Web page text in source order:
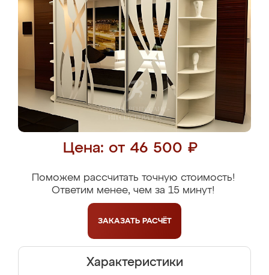
Цена: от 46 500 ₽
Поможем рассчитать точную стоимость!
Ответим менее, чем за 15 минут!
ЗАКАЗАТЬ РАСЧЁТ
Характеристики